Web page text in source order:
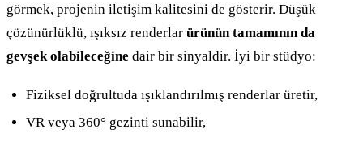
görmek, projenin iletişim kalitesini de gösterir. Düşük
çözünürlüklü, ışıksız renderlar ürünün tamamının da
gevşek olabileceğine dair bir sinyaldir. İyi bir stüdyo:
Fiziksel doğrultuda ışıklandırılmış renderlar üretir,
VR veya 360° gezinti sunabilir,